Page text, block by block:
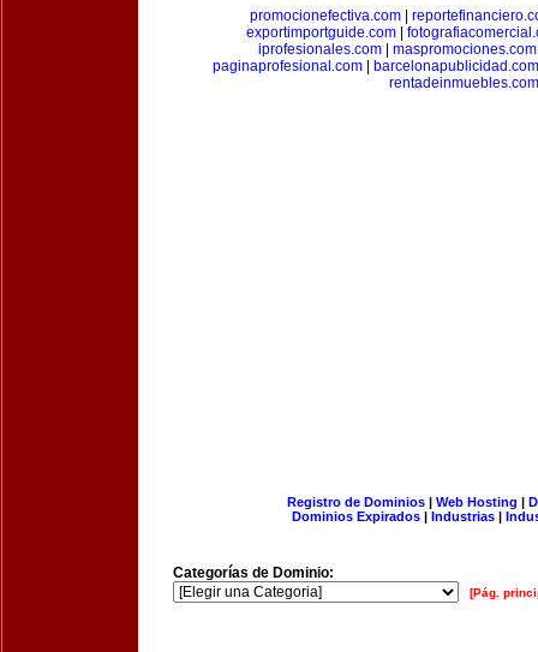
promocionefectiva.com
exportimportguide.com
iprofesionales.com
maspromociones.com
paginaprofesional.com|
barcelonapublicidad.com
rentadeinmuebles.com
Registro de Dominios| Web Hosting |
Dominios Expirados | Industrias |
Categorías de Dominio:
[Pág.